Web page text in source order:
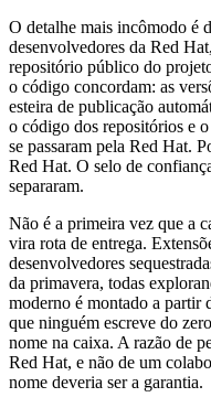
O detalhe mais incômodo é
desenvolvedores da Red
repositório público do
o código concordam: as
esteira de publicação
o código dos repositórios e
se passaram pela Red Hat.
Red Hat. O selo de
separaram.
Não é a primeira vez que a
vira rota de entrega.
desenvolvedores
da primavera, todas
moderno é montado a partir
que ninguém escreve do
nome na caixa. A razão de
Red Hat, e não de um
nome deveria ser a garantia.